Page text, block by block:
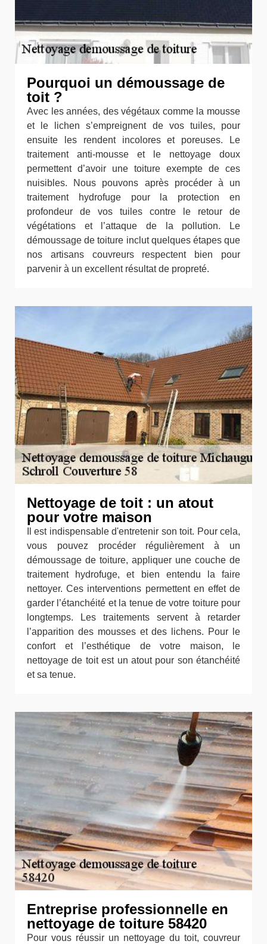
Pourquoi un démoussage de
toit ?
Avec les années, des végétaux comme la mousse
et le lichen s’empreignent de vos tuiles, pour
ensuite les rendent incolores et poreuses. Le
traitement anti-mousse et le nettoyage doux
permettent d’avoir une toiture exempte de ces
nuisibles. Nous pouvons après procéder à un
traitement hydrofuge pour la protection en
profondeur de vos tuiles contre le retour de
végétations et l’attaque de la pollution. Le
démoussage de toiture inclut quelques étapes que
nos artisans couvreurs respectent bien pour
parvenir à un excellent résultat de propreté.
Nettoyage de toit : un atout
pour votre maison
Il est indispensable d'entretenir son toit. Pour cela,
vous pouvez procéder régulièrement à un
démoussage de toiture, appliquer une couche de
traitement hydrofuge, et bien entendu la faire
nettoyer. Ces interventions permettent en effet de
garder l’étanchéité et la tenue de votre toiture pour
longtemps. Les traitements servent à retarder
l’apparition des mousses et des lichens. Pour le
confort et l’esthétique de votre maison, le
nettoyage de toit est un atout pour son étanchéité
et sa tenue.
Entreprise professionnelle en
nettoyage de toiture 58420
Pour vous réussir un nettoyage du toit, couvreur